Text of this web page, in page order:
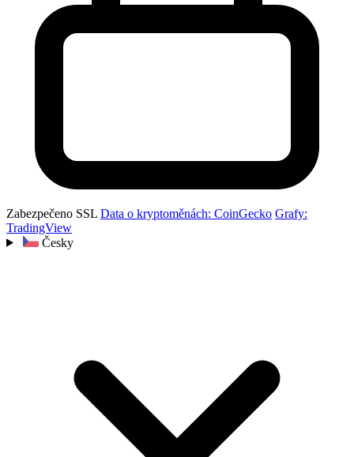
Zabezpečeno SSL Data o kryptoměnách: CoinGecko Grafy:
TradingView
Česky